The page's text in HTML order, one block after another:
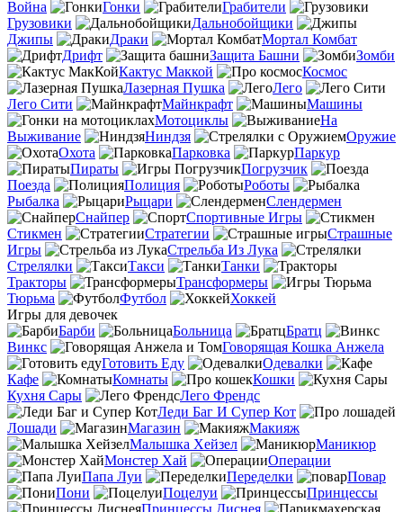
Война
Гонки
Грабители
Грузовики
Дальнобойщики
Джипы
Драки
Мортал Комбат
Дрифт
Защита Башни
Зомби
Кактус Маккой
Космос
Лазерная Пушка
Лего
Лего Сити
Майнкрафт
Машины
Мотоциклы
На
Выживание
Ниндзя
Оружие
Охота
Парковка
Паркур
Пираты
Погрузчик
Поезда
Полиция
Роботы
Рыбалка
Рыцари
Слендермен
Снайпер
Спортивные Игры
Стикмен
Стратегии
Страшные
Игры
Стрельба Из Лука
Стрелялки
Такси
Танки
Тракторы
Трансформеры
Тюрьма
Футбол
Хоккей
Игры для девочек
Барби
Больница
Братц
Винкс
Говорящая Кошка Анжела
Готовить Еду
Одевалки
Кафе
Комнаты
Кошки
Кухня Сары
Лего Френдс
Леди Баг И Супер Кот
Лошади
Магазин
Макияж
Малышка Хейзел
Маникюр
Монстер Хай
Операции
Папа Луи
Переделки
Повар
Пони
Поцелуи
Принцессы
Принцессы Диснея